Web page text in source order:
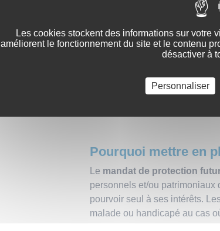
parents ont pu choisir un
Concernant les actes de
conseil de famille et du
possible dans la branche
être parents. Il aura la charge
Pourquoi mettre en
Le mandat de protection
personnels et/ou patrimoniaux
pourvoir seul à ses intérêts.
malade ou handicapé au cas
Les cookies stockent des informations sur votre
améliorent le fonctionnement du site et le contenu
désactiver à
Personnaliser